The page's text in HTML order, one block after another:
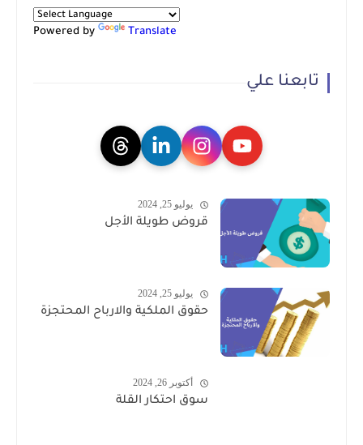
Powered by Translate
تابعنا علي
يوليو 25, 2024
قروض طويلة الأجل
يوليو 25, 2024
حقوق الملكية والارباح المحتجزة
أكتوبر 26, 2024
سوق احتكار القلة